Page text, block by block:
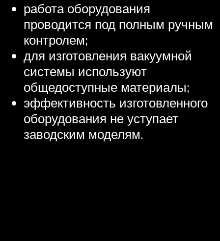
работа оборудования
проводится под полным ручным
контролем;
для изготовления вакуумной
системы используют
общедоступные материалы;
эффективность изготовленного
оборудования не уступает
заводским моделям.